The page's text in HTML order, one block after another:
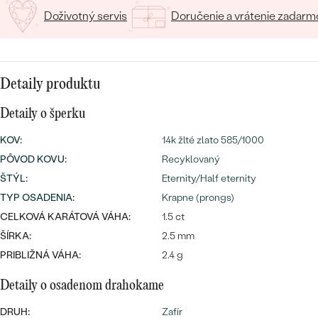
Najpredávanejšie
svadobné
obrúčky
PREZRIEŤ
DRAHOKAM
PODĽA MATERIÁLU
ZLATO
STRIEBRO
S DRAHOKAMAMI
S LAB GROWN DIAMANTMI
S PERLAMI
SYMBOLICKÉ
MINIMALISTICKÉ
PODĽA PRÍLEŽITOSTI
PODĽA FARBY
CENOVO DOSTUPNÉ
LUXUSNÉ
LUXUSNÉ
Doživotný servis Doručenie a vrátenie
Detaily produktu
Detaily o šperku
KOV:
14k žlté zlato 585/1000
PÔVOD KOVU:
Recyklovaný
ŠTÝL:
Eternity/Half eternity
TYP OSADENIA:
Krapne (prongs)
CELKOVÁ KARÁTOVÁ VÁHA:
1.5 ct
ŠÍRKA:
2.5 mm
PRIBLIŽNÁ VÁHA:
2.4 g
Detaily o osadenom drahokame
DRUH:
Zafír